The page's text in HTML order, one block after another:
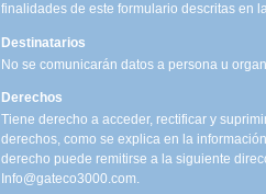
finalidades de este formulario descritas en
Destinatarios
No se comunicarán datos a persona u
Derechos
Tiene derecho a acceder, rectificar y
derechos, como se explica en la
derecho puede remitirse a la siguiente
Info@gateco3000.com.